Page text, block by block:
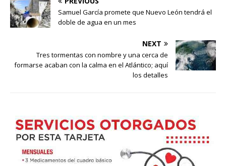
Samuel García promete que Nuevo León tendrá el
doble de agua en un mes
NEXT
Tres tormentas con nombre y una cerca de
formarse acaban con la calma en el Atlántico; aquí
los detalles